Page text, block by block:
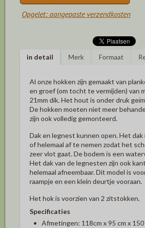
Opgelet: aangepaste verzendkosten
in detail Merk Formaat
Al onze hokken zijn gemaakt van
en groef (om tocht te vermijden) van
21mm dik.Het hout is onder druk
De hokken moeten niet meer
zijn ook volledig gemonteerd.
Dak en legnest kunnen open. Het dak
of helemaal af te nemen zodat het
zeer vlot gaat. De bodem is een
Het dak van de legnesten zijn ook
helemaal afneembaar. Dit model is v
raampje en een klein deurtje vooraan.
Het hok is voorzien van 2 zitstokken.
Specificaties
Afmetingen: 118cm x 95 cm x 150